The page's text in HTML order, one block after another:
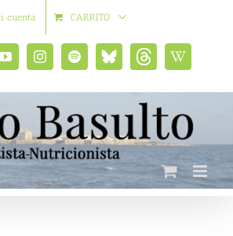
cuenta CARRITO
YouTubeInstagramSpotifyBluesky
social
ThreadsWikipedia